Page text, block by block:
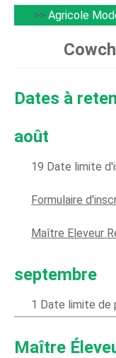
>> Agricole
Dates à
août
19 Date limite
Formulaire
Maître Eleveur
septembre
1 Date limite de
Maître